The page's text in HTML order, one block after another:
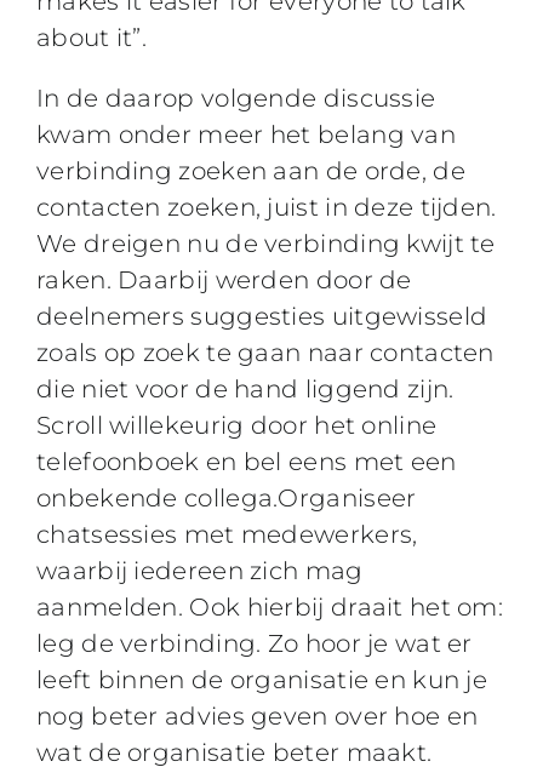
about it”.
In de daarop volgende discussie
kwam onder meer het belang van
verbinding zoeken aan de orde, de
contacten zoeken, juist in deze tijden.
We dreigen nu de verbinding kwijt te
raken. Daarbij werden door de
deelnemers suggesties uitgewisseld
zoals op zoek te gaan naar contacten
die niet voor de hand liggend zijn.
Scroll willekeurig door het online
telefoonboek en bel eens met een
onbekende collega.Organiseer
chatsessies met medewerkers,
waarbij iedereen zich mag
aanmelden. Ook hierbij draait het om:
leg de verbinding. Zo hoor je wat er
leeft binnen de organisatie en kun je
nog beter advies geven over hoe en
wat de organisatie beter maakt.